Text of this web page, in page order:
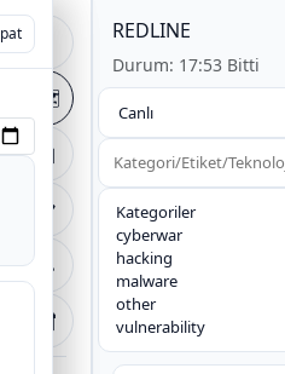
🏠
🗺️
📰
📋
🔧
🔐
+
−
REDLINE
Durum: 17:53 Bitti